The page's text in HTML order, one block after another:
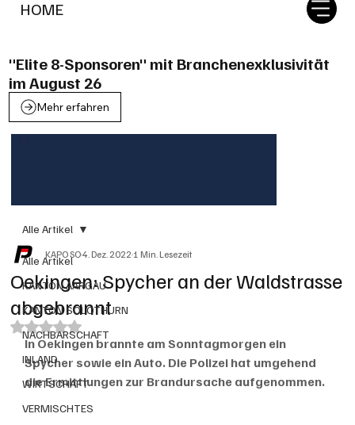
HOME
"Elite 8-Sponsoren" mit Branchenexklusivität
im August 26
Mehr erfahren
Alle Artikel
KANTON AARGAU
KANTON SOLOTHURN
NACHBARSCHAFT
INLAND
WIRTSCHAFT
VERMISCHTES
Alle Artikel
Oekingen: Spycher an der Waldstrasse
abgebrannt
KAPO SO4. Dez. 20221 Min. Lesezeit
Mit NaN von 5 Sternen bewertet.
In Oekingen brannte am Sonntagmorgen ein
Spycher sowie ein Auto. Die Polizei hat umgehend
die Ermittlungen zur Brandursache aufgenommen.